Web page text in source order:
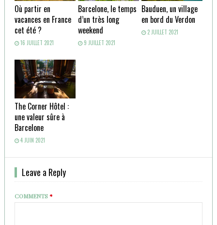
Où partir en
vacances en France
cet été ?
16 JUILLET 2021
Barcelone, le temps
d’un très long
weekend
9 JUILLET 2021
Bauduen, un village
en bord du Verdon
2 JUILLET 2021
The Corner Hôtel :
une valeur sûre à
Barcelone
4 JUIN 2021
Leave a Reply
COMMENTS*